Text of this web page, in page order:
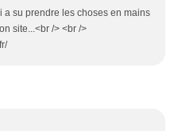
a su prendre les choses en mains
site...<br /> <br />